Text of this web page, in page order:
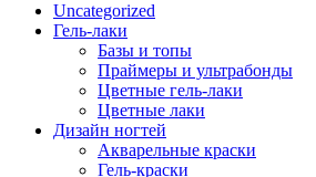
Uncategorized
Гель-лаки
Базы и топы
Праймеры и ультрабонды
Цветные гель-лаки
Цветные лаки
Дизайн ногтей
Акварельные краски
Гель-краски